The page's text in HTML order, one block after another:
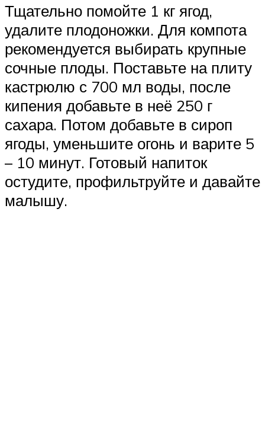
Тщательно помойте 1 кг ягод,
удалите плодоножки. Для компота
рекомендуется выбирать крупные
сочные плоды. Поставьте на плиту
кастрюлю с 700 мл воды, после
кипения добавьте в неё 250 г
сахара. Потом добавьте в сироп
ягоды, уменьшите огонь и варите 5
– 10 минут. Готовый напиток
остудите, профильтруйте и давайте
малышу.